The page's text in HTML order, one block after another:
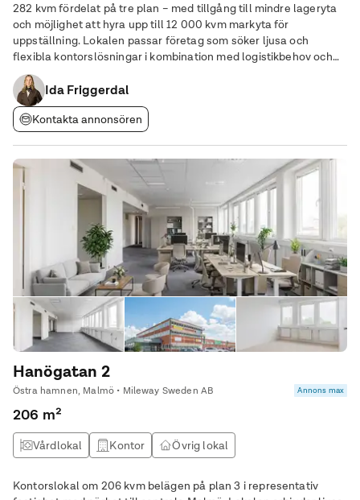
282 kvm fördelat på tre plan – med tillgång till mindre lageryta
och möjlighet att hyra upp till 12 000 kvm markyta för
uppställning. Lokalen passar företag som söker ljusa och
flexibla kontorslösningar i kombination med logistikbehov och
stor yttre kapacitet. Lokalens höjdpunkter: • Egen
kontorsbyggnad i tre plan om totalt 1 282
Ida Friggerdal
Kontakta annonsören
Hanögatan 2
Östra hamnen, Malmö • Mileway Sweden AB Annons max
206 m²
Vårdlokal Kontor Övrig lokal
Kontorslokal om 206 kvm belägen på plan 3 i representativ